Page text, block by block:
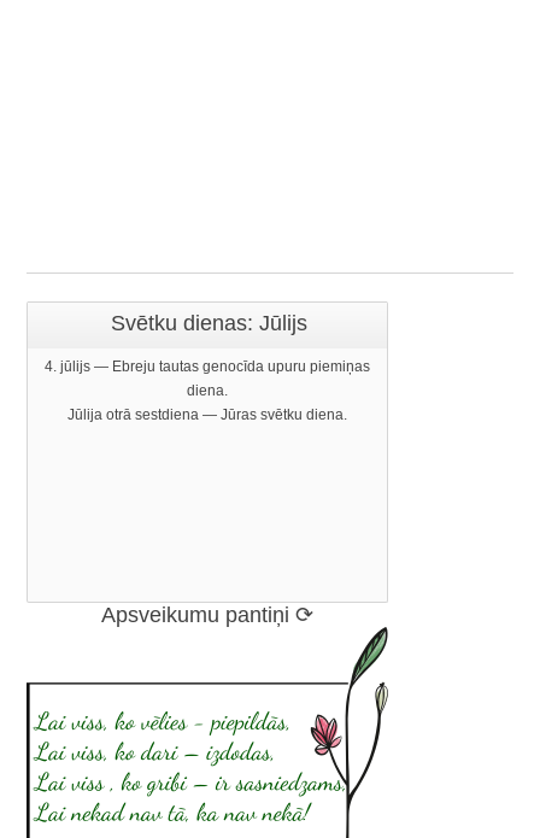
Svētku dienas: Jūlijs
4. jūlijs — Ebreju tautas genocīda upuru piemiņas
diena.
Jūlija otrā sestdiena — Jūras svētku diena.
Apsveikumu pantiņi ⟳